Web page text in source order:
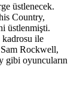
üstlenecek.
Country,
üstlenmişti.
ile
Rockwell,
gibi oyuncuların